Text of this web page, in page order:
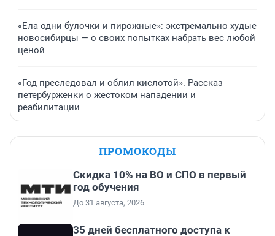
«Ела одни булочки и пирожные»: экстремально худые
новосибирцы — о своих попытках набрать вес любой
ценой
«Год преследовал и облил кислотой». Рассказ
петербурженки о жестоком нападении и
реабилитации
ПРОМОКОДЫ
Скидка 10% на ВО и СПО в первый
год обучения
До 31 августа, 2026
35 дней бесплатного доступа к